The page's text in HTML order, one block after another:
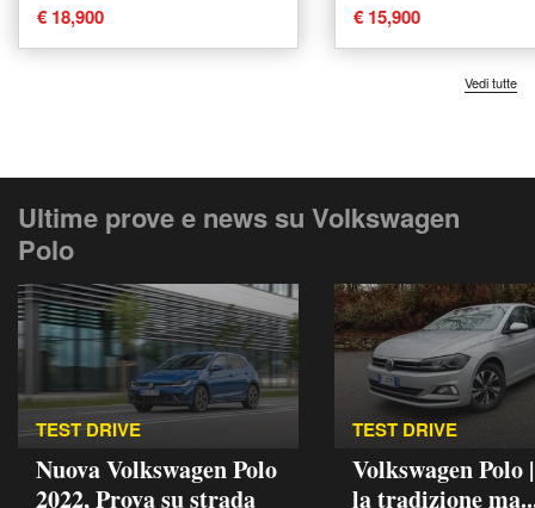
€ 18,900 € 15,900
Vedi tutte
Ultime prove e news su Volkswagen
Polo
TEST DRIVE
Nuova Volkswagen Polo
2022, Prova su strada
TEST DRIVE
Volkswagen Polo
la tradizione